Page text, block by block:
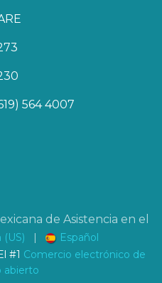
564 4007
de Asistencia en el
(US) |
Español
#1 Comercio electrónico de
abierto